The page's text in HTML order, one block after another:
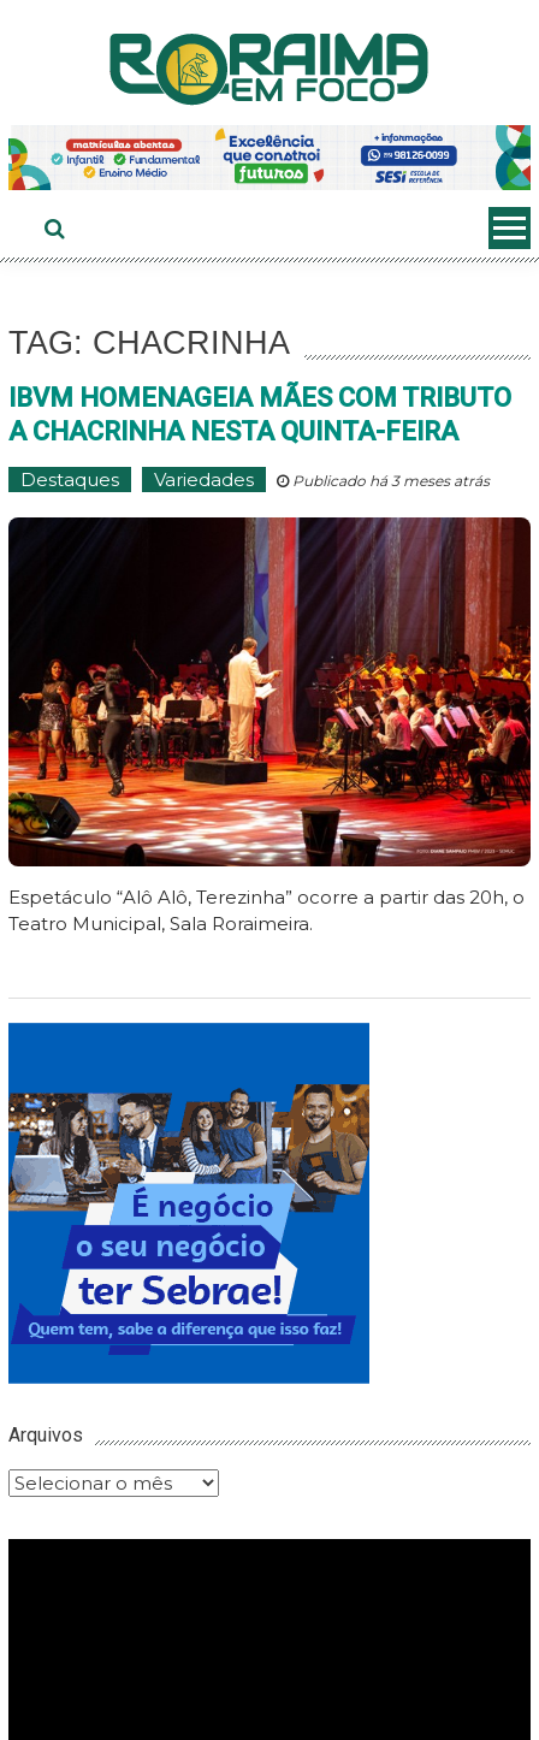
TAG: CHACRINHA
IBVM HOMENAGEIA MÃES COM TRIBUTO
A CHACRINHA NESTA QUINTA-FEIRA
Destaques Variedades Publicado há 3 meses atrás
Espetáculo “Alô Alô, Terezinha” ocorre a partir das 20h, o
Teatro Municipal, Sala Roraimeira.
Arquivos
Arquivos